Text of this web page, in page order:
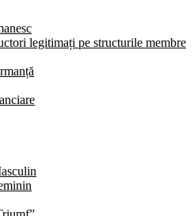
legitimați pe structurile membre